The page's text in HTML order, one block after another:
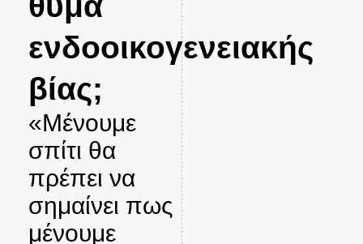
ενδοοικογενειακής
βίας;
«Μένουμε
σπίτι θα
πρέπει να
σημαίνει πως
μένουμε